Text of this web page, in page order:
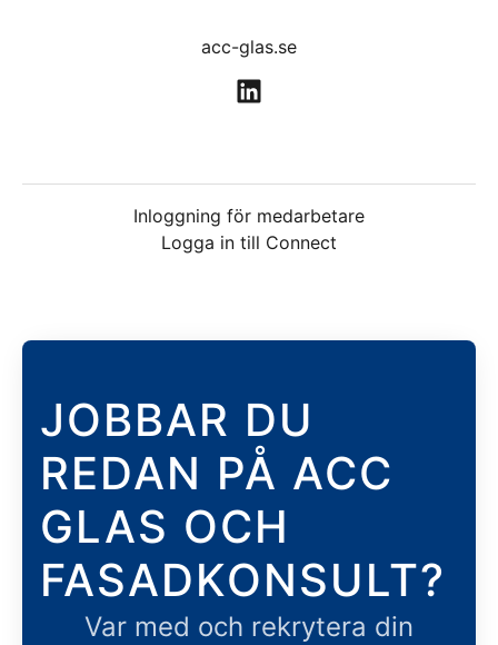
acc-glas.se
Inloggning för medarbetare
Logga in till Connect
JOBBAR DU
REDAN PÅ ACC
GLAS OCH
FASADKONSULT?
Var med och rekrytera din